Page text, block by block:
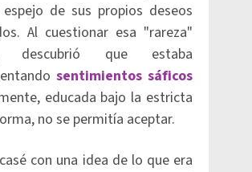
de sus propios deseos
Al cuestionar esa "rareza"
descubrió que estaba
sentimientos sáficos
educada bajo la estricta
no se permitía aceptar.
con una idea de lo que era